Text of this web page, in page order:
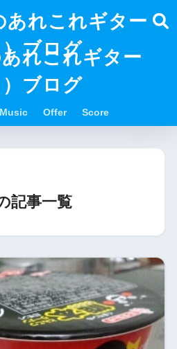
れこれギター
）ブログ
Music Offer Score
記事一覧